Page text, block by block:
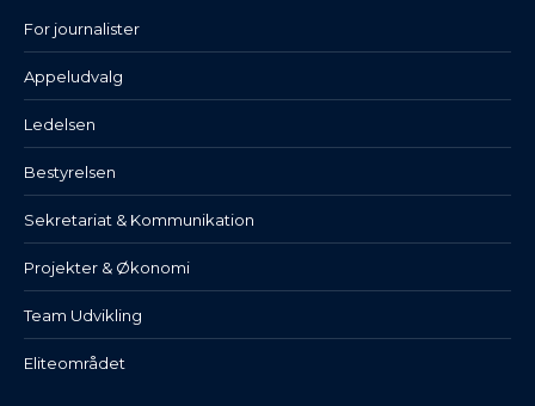
For journalister
Appeludvalg
Ledelsen
Bestyrelsen
Sekretariat & Kommunikation
Projekter & Økonomi
Team Udvikling
Eliteområdet